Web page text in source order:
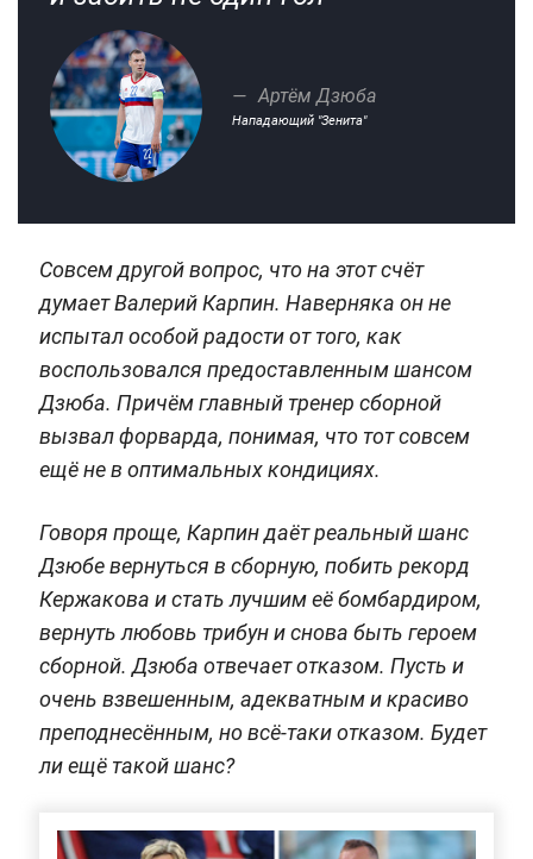
Артём Дзюба
Нападающий "Зенита"
Совсем другой вопрос, что на этот счёт
думает Валерий Карпин. Наверняка он не
испытал особой радости от того, как
воспользовался предоставленным шансом
Дзюба. Причём главный тренер сборной
вызвал форварда, понимая, что тот совсем
ещё не в оптимальных кондициях.
Говоря проще, Карпин даёт реальный шанс
Дзюбе вернуться в сборную, побить рекорд
Кержакова и стать лучшим её бомбардиром,
вернуть любовь трибун и снова быть героем
сборной. Дзюба отвечает отказом. Пусть и
очень взвешенным, адекватным и красиво
преподнесённым, но всё-таки отказом. Будет
ли ещё такой шанс?